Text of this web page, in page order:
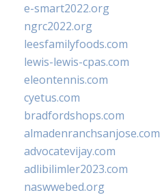
e-smart2022.org
ngrc2022.org
leesfamilyfoods.com
lewis-lewis-cpas.com
eleontennis.com
cyetus.com
bradfordshops.com
almadenranchsanjose.com
advocatevijay.com
adlibilimler2023.com
naswwebed.org